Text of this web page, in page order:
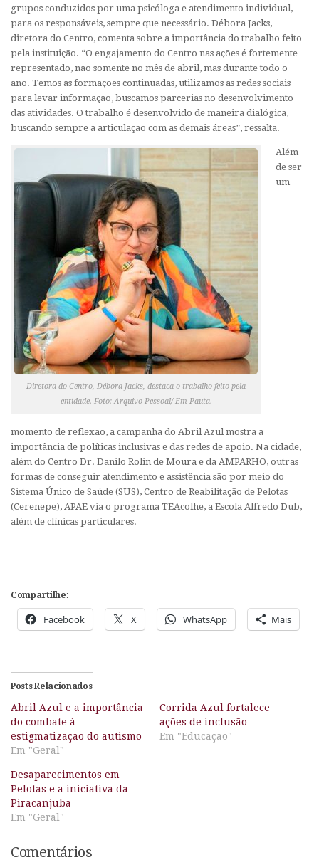
grupos conduzidos por uma psicóloga e atendimento individual,
para os responsáveis, sempre que necessário. Débora Jacks,
diretora do Centro, comenta sobre a importância do trabalho feito
pela instituição. “O engajamento do Centro nas ações é fortemente
representado, não somente no mês de abril, mas durante todo o
ano. Temos as formações continuadas, utilizamos as redes sociais
para levar informação, buscamos parcerias no desenvolvimento
das atividades. O trabalho é desenvolvido de maneira dialógica,
buscando sempre a articulação com as demais áreas”, ressalta.
Diretora do Centro, Débora Jacks, destaca o trabalho feito pela
entidade. Foto: Arquivo Pessoal/ Em Pauta.
Além
de ser
um
momento de reflexão, a campanha do Abril Azul mostra a
importância de políticas inclusivas e das redes de apoio. Na cidade,
além do Centro Dr. Danilo Rolin de Moura e da AMPARHO, outras
formas de conseguir atendimento e assistência são por meio do
Sistema Único de Saúde (SUS), Centro de Reabilitação de Pelotas
(Cerenepe), APAE via o programa TEAcolhe, a Escola Alfredo Dub,
além de clínicas particulares.
Compartilhe:
Facebook X WhatsApp Mais
Posts Relacionados
Abril Azul e a importância
do combate à
estigmatização do autismo
Em "Geral"
Corrida Azul fortalece
ações de inclusão
Em "Educação"
Desaparecimentos em
Pelotas e a iniciativa da
Piracanjuba
Em "Geral"
Comentários